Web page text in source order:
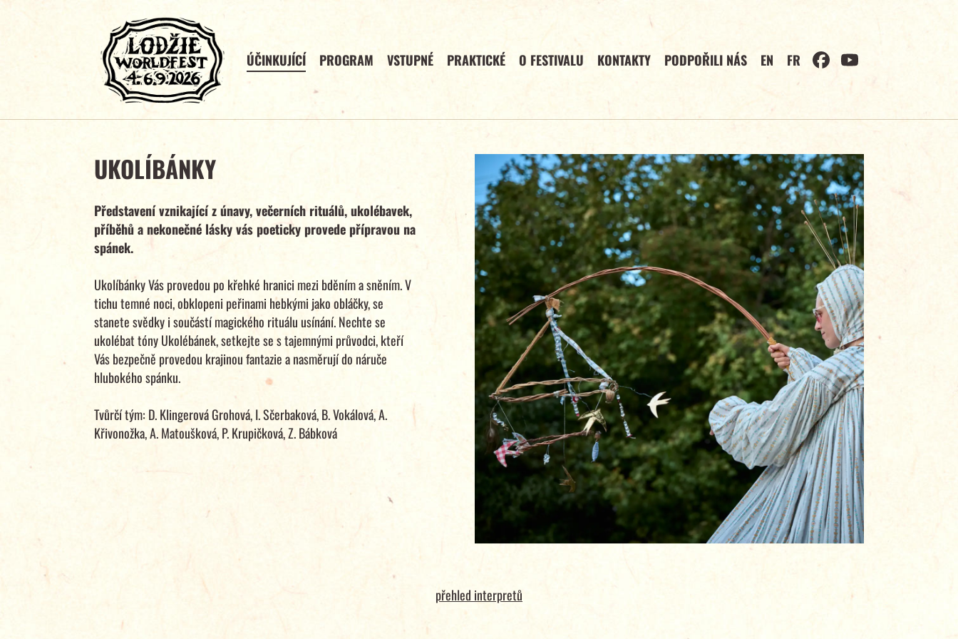
ÚČINKUJÍCÍ PROGRAM VSTUPNÉ PRAKTICKÉ O FESTIVALU KONTAKTY PODPOŘILI NÁS EN FR
UKOLÍBÁNKY
Představení vznikající z únavy, večerních rituálů, ukolébavek,
příběhů a nekonečné lásky vás poeticky provede přípravou na
spánek.
Ukolíbánky Vás provedou po křehké hranici mezi bděním a sněním. V
tichu temné noci, obklopeni peřinami hebkými jako obláčky, se
stanete svědky i součástí magického rituálu usínání. Nechte se
ukolébat tóny Ukolébánek, setkejte se s tajemnými průvodci, kteří
Vás bezpečně provedou krajinou fantazie a nasměrují do náruče
hlubokého spánku.
Tvůrčí tým: D. Klingerová Grohová, I. Sčerbaková, B. Vokálová, A.
Křivonožka, A. Matoušková, P. Krupičková, Z. Bábková
přehled interpretů